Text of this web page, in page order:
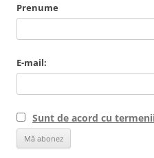
Prenume
E-mail:
Sunt de acord cu